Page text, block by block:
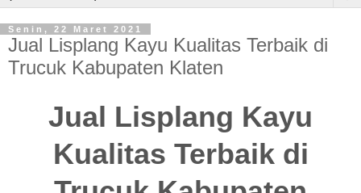
Senin, 22 Maret 2021
Jual Lisplang Kayu Kualitas Terbaik di
Trucuk Kabupaten Klaten
Jual Lisplang Kayu
Kualitas Terbaik di